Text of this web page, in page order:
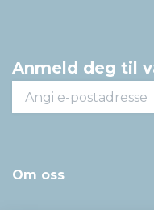
Anmeld deg til
Om oss